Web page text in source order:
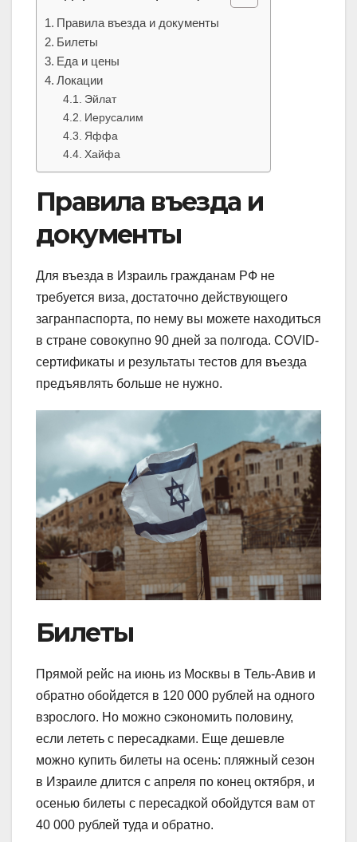
Правила въезда и документы
Билеты
Еда и цены
Локации
Эйлат
Иерусалим
Яффа
Хайфа
Правила въезда и
документы
Для въезда в Израиль гражданам РФ не
требуется виза, достаточно действующего
загранпаспорта, по нему вы можете находиться
в стране совокупно 90 дней за полгода. COVID-
сертификаты и результаты тестов для въезда
предъявлять больше не нужно.
Билеты
Прямой рейс на июнь из Москвы в Тель-Авив и
обратно обойдется в 120 000 рублей на одного
взрослого. Но можно сэкономить половину,
если лететь с пересадками. Еще дешевле
можно купить билеты на осень: пляжный сезон
в Израиле длится с апреля по конец октября, и
осенью билеты с пересадкой обойдутся вам от
40 000 рублей туда и обратно.